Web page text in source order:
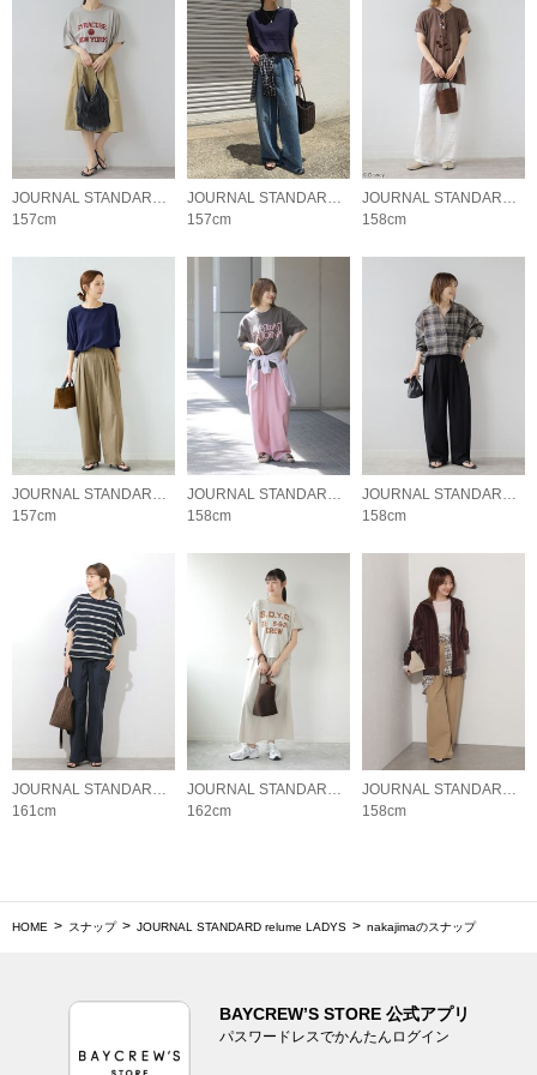
JOURNAL STANDARD relume LADYS
157cm
JOURNAL STANDARD relume LADYS
157cm
JOURNAL STANDARD relume LADYS
158cm
157cm
158cm
158cm
161cm
162cm
158cm
HOME スナップ JOURNAL STANDARD relume LADYS nakajimaのスナップ
BAYCREW’S STORE 公式アプリ
パスワードレスでかんたんログイン